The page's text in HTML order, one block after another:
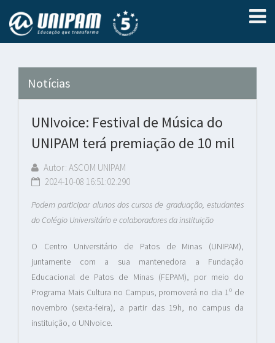
Notícias
UNIvoice: Festival de Música do
UNIPAM terá premiação de 10 mil
Autor: ASCOM UNIPAM
2024-10-08 16:51:02.290
Podem participar alunos dos cursos de graduação, estudantes
do Colégio Universitário e colaboradores da instituição
O Centro Universitário de Patos de Minas (UNIPAM),
juntamente com a sua mantenedora a Fundação
Educacional de Patos de Minas (FEPAM), por meio do
Programa Mais Cultura no Campus, promoverá no dia 1º de
novembro (sexta-feira), a partir das 19h, no campus da
instituição, o UNIvoice.